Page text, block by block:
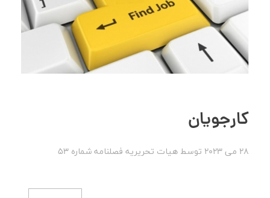
کارجویان
28 می 2023 توسط هیات تحریریه فصلنامه شماره 53